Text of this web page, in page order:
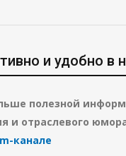
и удобно в
полезной
и отраслевого
канале